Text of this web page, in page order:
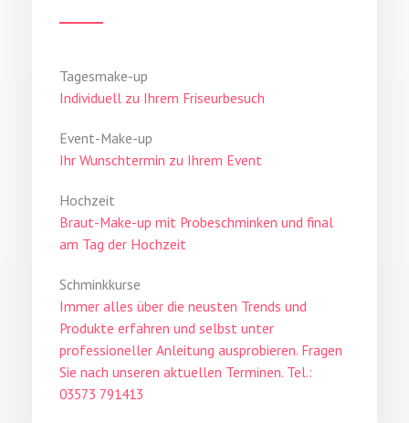
Tagesmake-up
Individuell zu Ihrem Friseurbesuch
Event-Make-up
Ihr Wunschtermin zu Ihrem Event
Hochzeit
Braut-Make-up mit Probeschminken und final
am Tag der Hochzeit
Schminkkurse
Immer alles über die neusten Trends und
Produkte erfahren und selbst unter
professioneller Anleitung ausprobieren. Fragen
Sie nach unseren aktuellen Terminen. Tel.:
03573 791413